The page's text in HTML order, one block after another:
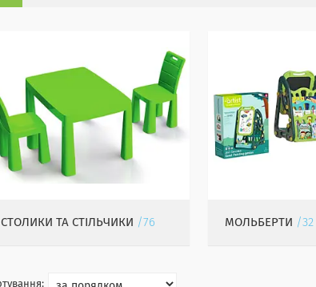
СТОЛИКИ ТА СТІЛЬЧИКИ 76 МОЛЬБЕРТИ 32